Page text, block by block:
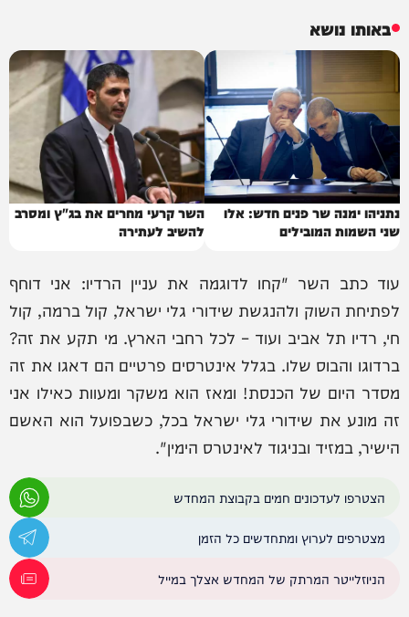
באותו נושא
נתניהו ימנה שר פנים חדש: אלו
שני השמות המובילים
השר קרעי מחרים את בג"ץ ומסרב
להשיב לעתירה
עוד כתב השר "קחו לדוגמה את עניין הרדיו: אני דוחף
לפתיחת השוק ולהנגשת שידורי גלי ישראל, קול ברמה, קול
חי, רדיו תל אביב ועוד – לכל רחבי הארץ. מי תקע את זה?
ברדוגו והבוס שלו. בגלל אינטרסים פרטיים הם דאגו את זה
מסדר היום של הכנסת! ומאז הוא משקר ומעוות כאילו אני
זה מונע את שידורי גלי ישראל בכל, כשבפועל הוא האשם
הישיר, במזיד ובניגוד לאינטרס הימין".
הצטרפו לעדכונים חמים בקבוצת המחדש
מצטרפים לערוץ ומתחדשים כל הזמן
הניוזלייטר המרתק של המחדש אצלך במייל